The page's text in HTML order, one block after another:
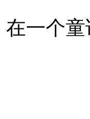
一个